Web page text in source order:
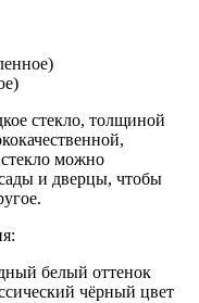
стекло, толщиной
стекло можно
и дверцы, чтобы
белый оттенок
чёрный цвет